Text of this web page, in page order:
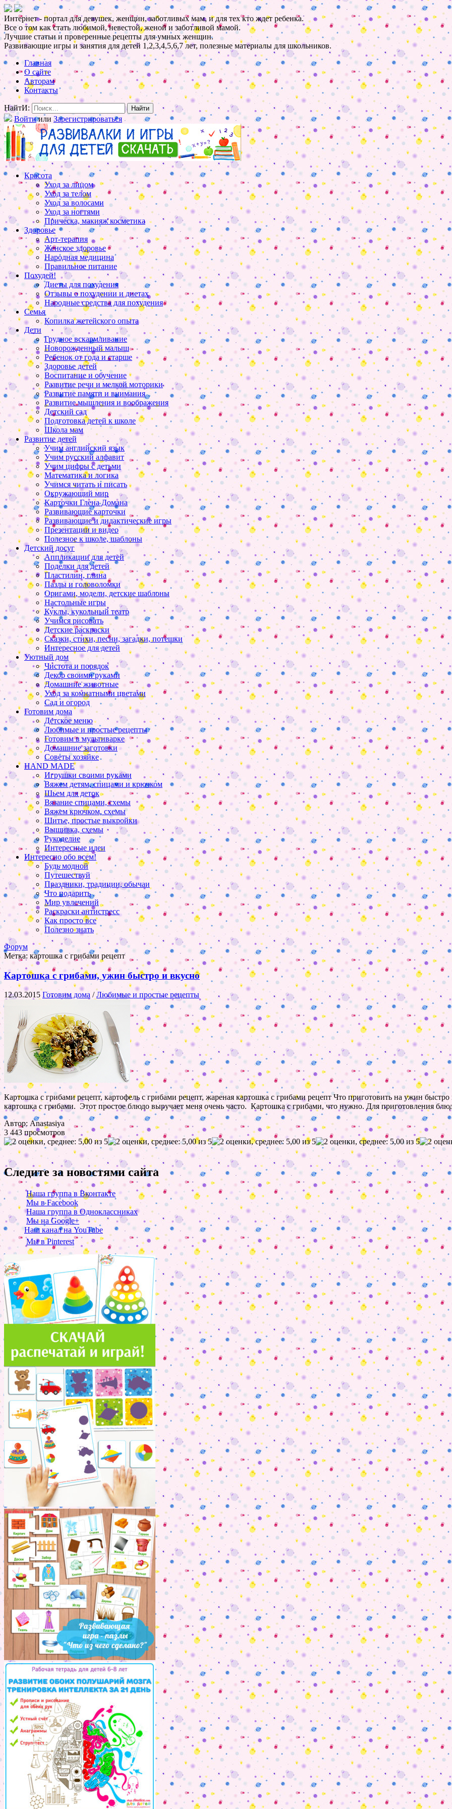
Интернет - портал для девушек, женщин, заботливых мам, и для тех кто ждет ребенка.
Все о том как стать любимой, невестой, женой и заботливой мамой.
Лучшие статьи и проверенные рецепты для умных женщин.
Развивающие игры и занятия для детей 1,2,3,4,5,6,7 лет, полезные материалы для школьников.
Главная
О сайте
Авторам
Контакты
НайтИ:
Войтиили Зарегистрироваться
Красота
Уход за лицом
Уход за телом
Уход за волосами
Уход за ногтями
Прическа, макияж косметика
Здоровье
Арт-терапия
Женское здоровье
Народная медицина
Правильное питание
Похудей!
Диеты для похудения
Отзывы о похудении и диетах
Народные средства для похудения
Семья
Копилка жетейского опыта
Дети
Грудное вскармливание
Новорожденный малыш
Ребенок от года и старше
Здоровье детей
Воспитание и обучение
Развитие речи и мелкой моторики
Развитие памяти и внимания
Развитие мышления и воображения
Детский сад
Подготовка детей к школе
Школа мам
Развитие детей
Учим английский язык
Учим русский алфавит
Учим цифры с детьми
Математика и логика
Учимся читать и писать
Окружающий мир
Карточки Глена Домана
Развивающие карточки
Развивающие и дидактические игры
Презентации и видео
Полезное к школе, шаблоны
Детский досуг
Аппликации для детей
Поделки для детей
Пластилин, глина
Пазлы и головоломки
Оригами, модели, детские шаблоны
Настольные игры
Куклы, кукольный театр
Учимся рисовать
Детские раскраски
Сказки, стихи, песни, загадки, потешки
Интересное для детей
Уютный дом
Чистота и порядок
Декор своими руками
Домашние животные
Уход за комнатными цветами
Сад и огород
Готовим дома
Детское меню
Любимые и простые рецепты
Готовим в мультиварке
Домашние заготовки
Советы хозяйке
HAND MADE
Игрушки своими руками
Вяжем детям, спицами и крючком
Шьем для деток
Вязание спицами, схемы
Вяжем крючком, схемы
Шитье, простые выкройки
Вышивка, схемы
Рукоделие
Интересные идеи
Интересно обо всем!
Будь модной
Путешествуй
Праздники, традиции, обычаи
Что подарить
Мир увлечений
Раскраски антистресс
Как просто все
Полезно знать
Форум
Метка: картошка с грибами рецепт
Картошка с грибами, ужин быстро и вкусно
12.03.2015 Готовим дома /Любимые и простые рецепты
Картошка с грибами рецепт, картофель с грибами рецепт, жареная картошка с грибами рецепт Что приготовить на ужин
картошка с грибами. Этот простое блюдо выручает меня очень часто. Картошка с грибами, что нужно. Для приготовления
Автор: Anastasiya
3 443 просмотров
Следите за новостями сайта
Наша группа в Вконтакте
Мы в Facebook
Наша группа в Одноклассниках
Мы на Google+
Наш канал на YouTube
Мы в Pinterest